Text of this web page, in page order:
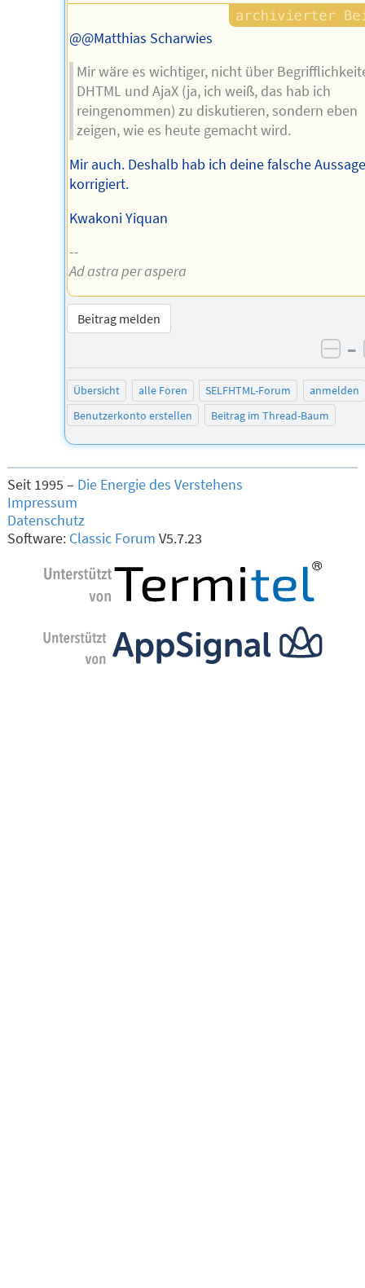
@@Matthias Scharwies
Mir wäre es wichtiger, nicht über
DHTML und AjaX (ja, ich weiß, das hab ich
reingenommen) zu diskutieren, sondern eben
zeigen, wie es heute gemacht wird.
Mir auch. Deshalb hab ich deine falsche Aussage
korrigiert.
Kwakoni Yiquan
--
Ad astra per aspera
Beitrag melden
–
Übersicht alle Foren SELFHTML-Forum
anmelden
Benutzerkonto erstellen
Beitrag im Thread-Baum
Seit 1995 – Die Energie des Verstehens
Impressum
Datenschutz
Software: Classic Forum V5.7.23